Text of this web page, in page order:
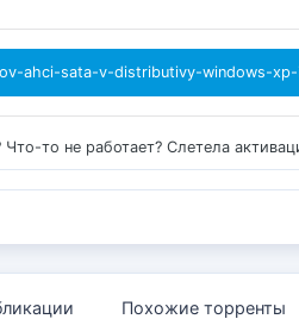
ahci-sata-v-distributivy-windows-
Что-то не работает? Слетела
Похожие торренты